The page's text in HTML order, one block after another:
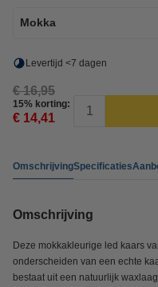
Mokka
Levertijd <7 dagen
€ 16,95
15% korting:
€ 14,41
OmschrijvingSpecificaties
Omschrijving
Deze mokkakleurige led kaars
onderscheiden van een echte
bestaat uit een natuurlijk